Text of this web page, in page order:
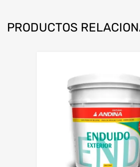
PRODUCTOS